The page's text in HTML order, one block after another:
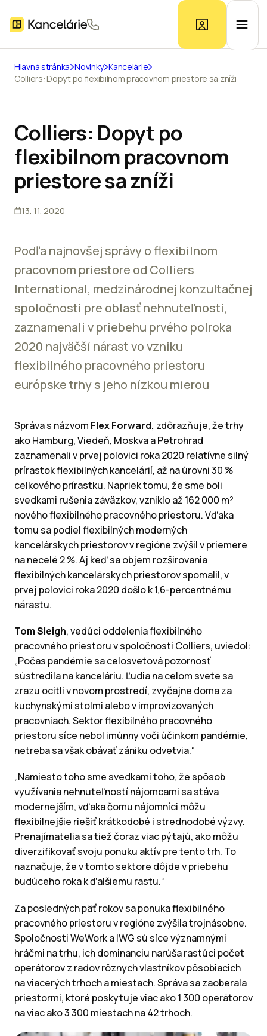
Ponuka kancelárií
Kontakt
Hlavná stránka Novinky Kancelárie
Colliers: Dopyt po flexibilnom pracovnom priestore sa zníži
Colliers: Dopyt po
flexibilnom pracovnom
priestore sa zníži
13. 11. 2020
Podľa najnovšej správy o flexibilnom
pracovnom priestore od Colliers
International, medzinárodnej konzultačnej
spoločnosti pre oblasť nehnuteľností,
zaznamenali v priebehu prvého polroka
2020 najväčší nárast vo vzniku
flexibilného pracovného priestoru
európske trhy s jeho nízkou mierou
Správa s názvom Flex Forward, zdôrazňuje, že trhy
ako Hamburg, Viedeň, Moskva a Petrohrad
zaznamenali v prvej polovici roka 2020 relatívne silný
prírastok flexibilných kancelárií, až na úrovni 30 %
celkového prírastku. Napriek tomu, že sme boli
svedkami rušenia záväzkov, vzniklo až 162 000 m²
nového flexibilného pracovného priestoru. Vďaka
tomu sa podiel flexibilných moderných
kancelárskych priestorov v regióne zvýšil v priemere
na necelé 2 %. Aj keď sa objem rozširovania
flexibilných kancelárskych priestorov spomalil, v
prvej polovici roka 2020 došlo k 1,6-percentnému
nárastu.
Tom Sleigh, vedúci oddelenia flexibilného
pracovného priestoru v spoločnosti Colliers, uviedol:
„Počas pandémie sa celosvetová pozornosť
sústredila na kanceláriu. Ľudia na celom svete sa
zrazu ocitli v novom prostredí, zvyčajne doma za
kuchynskými stolmi alebo v improvizovaných
pracovniach. Sektor flexibilného pracovného
priestoru síce nebol imúnny voči účinkom pandémie,
netreba sa však obávať zániku odvetvia.“
„Namiesto toho sme svedkami toho, že spôsob
využívania nehnuteľností nájomcami sa stáva
modernejším, vďaka čomu nájomníci môžu
flexibilnejšie riešiť krátkodobé i strednodobé výzvy.
Prenajímatelia sa tiež čoraz viac pýtajú, ako môžu
diverzifikovať svoju ponuku aktív pre tento trh. To
naznačuje, že v tomto sektore dôjde v priebehu
budúceho roka k ďalšiemu rastu.“
Za posledných päť rokov sa ponuka flexibilného
pracovného priestoru v regióne zvýšila trojnásobne.
Spoločnosti WeWork a IWG sú síce významnými
hráčmi na trhu, ich dominanciu narúša rastúci počet
operátorov z radov rôznych vlastníkov pôsobiacich
na viacerých trhoch a miestach. Správa sa zaoberala
priestormi, ktoré poskytuje viac ako 1 300 operátorov
na viac ako 3 300 miestach na 42 trhoch.